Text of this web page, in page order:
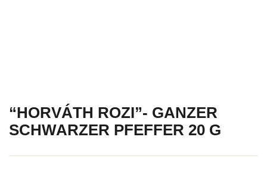
“HORVÁTH ROZI”- GANZER
SCHWARZER PFEFFER 20 G